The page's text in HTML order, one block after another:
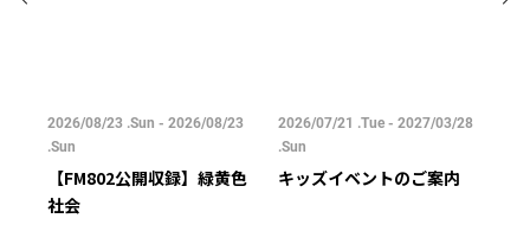
2026/08/23 .Sun - 2026/08/23
.Sun
【FM802公開収録】緑黄色
社会
2026/07/21 .Tue - 2027/03/28
.Sun
キッズイベントのご案内